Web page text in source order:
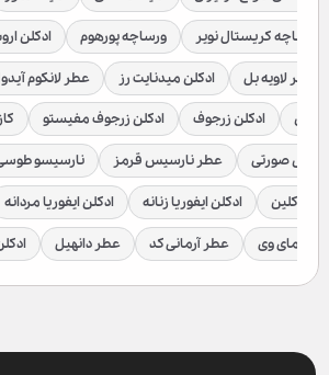
ورساچه کریستال نویر ورساچه پورهوم ادکلن
عطر لاویه بل ادکلن میدنایت رز عطر لانکوم
ادکلن زرجوف ادکلن زرجوف مفیستو
صورتی عطر نارسیس قرمز نارسیسو
کلین ادکلن ایفوریا زنانه ادکلن ایفوریا مردانه
عطر مای وی عطر آرمانی کد عطر دانهیل